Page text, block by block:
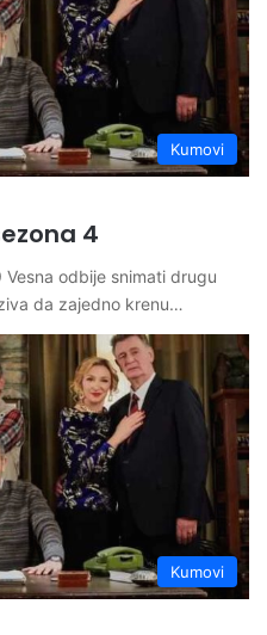
Kumovi
4
odbije snimati drugu
da zajedno krenu…
Kumovi